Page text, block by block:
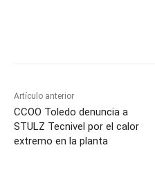
Artículo anterior
CCOO Toledo denuncia a
STULZ Tecnivel por el calor
extremo en la planta